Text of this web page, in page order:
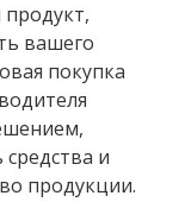
вашего
покупка
и
продукции.